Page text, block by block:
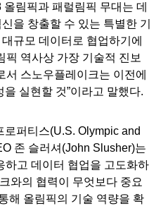
림픽과 패럴림픽 무대는 데
을 창출할 수 있는 특별한 기
규모 데이터로 협업하기에
픽 역사상 가장 기술적 진보
스노우플레이크는 이전에
실현할 것”이라고 말했다.
퍼티스(U.S. Olympic and
존 슬러셔(John Slusher)는
하고 데이터 협업을 고도화하
와의 협력이 무엇보다 중요
해 올림픽의 기술 역량을 확